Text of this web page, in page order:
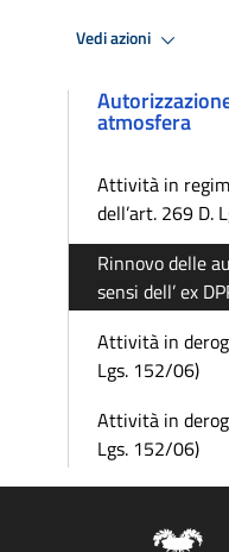
Vedi azioni
atmosfera
Attività in
dell’art. 269 D.
Rinnovo delle
sensi dell’ ex
Attività in
Lgs. 152/06)
Attività in
Lgs. 152/06)